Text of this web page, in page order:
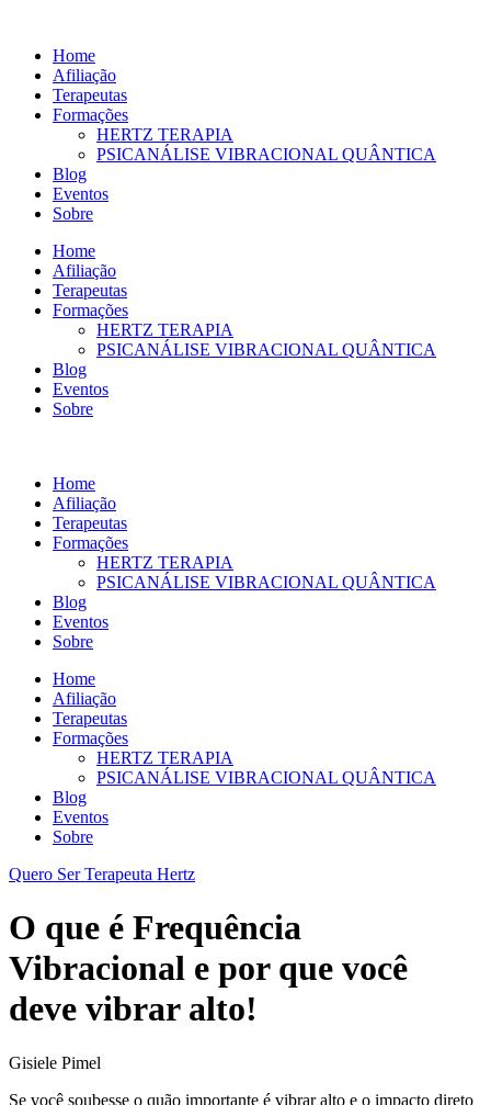
conteúdo
Home
Afiliação
Terapeutas
Formações
HERTZ TERAPIA
PSICANÁLISE VIBRACIONAL QUÂNTICA
Blog
Eventos
Sobre
Home
Afiliação
Terapeutas
Formações
HERTZ TERAPIA
PSICANÁLISE VIBRACIONAL QUÂNTICA
Blog
Eventos
Sobre
Home
Afiliação
Terapeutas
Formações
HERTZ TERAPIA
PSICANÁLISE VIBRACIONAL QUÂNTICA
Blog
Eventos
Sobre
Home
Afiliação
Terapeutas
Formações
HERTZ TERAPIA
PSICANÁLISE VIBRACIONAL QUÂNTICA
Blog
Eventos
Sobre
Quero Ser Terapeuta Hertz
O que é Frequência
Vibracional e por que você
deve vibrar alto!
Gisiele Pimel
Se você soubesse o quão importante é vibrar alto e o impacto direto